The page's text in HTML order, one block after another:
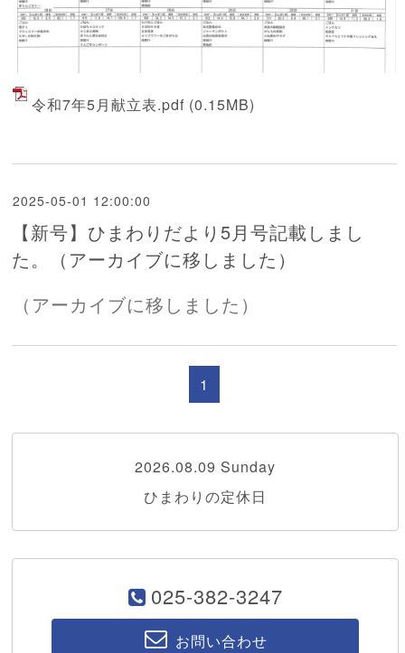
令和7年5月献立表.pdf (0.15MB)
2025-05-01 12:00:00
【新号】ひまわりだより5月号記載しまし
た。（アーカイブに移しました）
（アーカイブに移しました）
1
2026.08.09 Sunday
ひまわりの定休日
025-382-3247
お問い合わせ